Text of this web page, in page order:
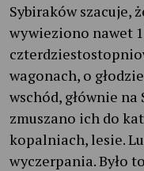
Sybiraków szacuje,
wywieziono nawet
wagonach, o
wschód, głównie
zmuszano ich do
kopalniach, lesie.
wyczerpania. Było